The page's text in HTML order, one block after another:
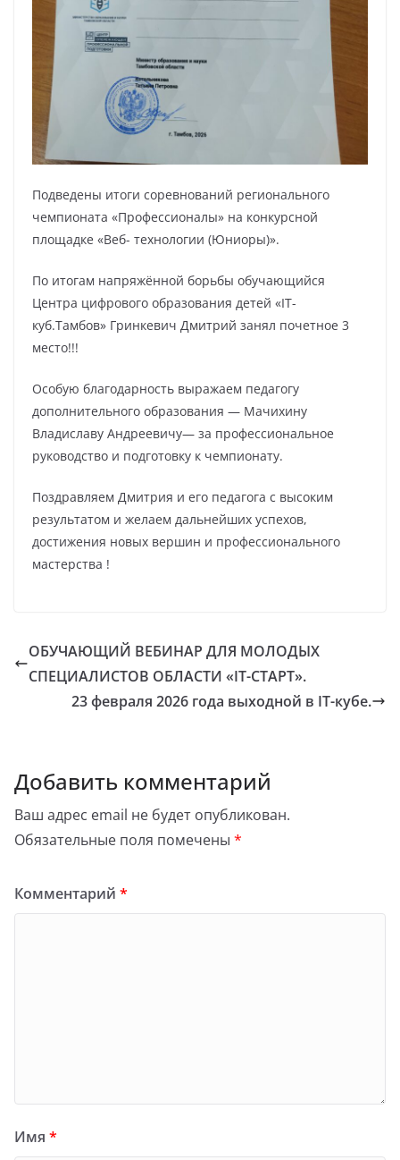
Подведены итоги соревнований регионального
чемпионата «Профессионалы» на конкурсной
площадке «Веб- технологии (Юниоры)».
По итогам напряжённой борьбы обучающийся
Центра цифрового образования детей «IT-
куб.Тамбов» Гринкевич Дмитрий занял почетное 3
место!!!
Особую благодарность выражаем педагогу
дополнительного образования — Мачихину
Владиславу Андреевичу— за профессиональное
руководство и подготовку к чемпионату.
Поздравляем Дмитрия и его педагога с высоким
результатом и желаем дальнейших успехов,
достижения новых вершин и профессионального
мастерства !
ОБУЧАЮЩИЙ ВЕБИНАР ДЛЯ МОЛОДЫХ
СПЕЦИАЛИСТОВ ОБЛАСТИ «IT-СТАРТ».
23 февраля 2026 года выходной в IT-кубе.
Добавить комментарий
Ваш адрес email не будет опубликован.
Обязательные поля помечены *
Комментарий *
Имя *